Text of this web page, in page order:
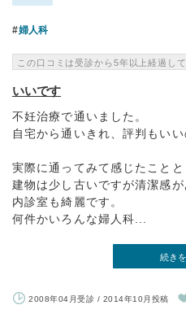
婦人科
この口コミは受診から5年以上経過して
いいです
不妊治療で通いました。
自宅から通いきれ、評判もいい
実際に通ってみて感じたことと
建物は少し古いですが清潔感が
内診室も綺麗です。
何件かいろんな婦人科...
続き
2008年04月受診 / 2014年10月投稿